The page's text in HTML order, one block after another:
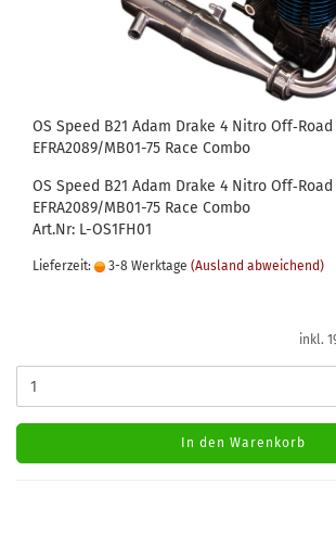
OS Speed B21 Adam Drake 4 Nitro
EFRA2089/MB01-75 Race Combo
OS Speed B21 Adam Drake 4 Nitro
EFRA2089/MB01-75 Race Combo
Art.Nr: L-OS1FH01
Lieferzeit: 3-8 Werktage (Ausland abweichend)
inkl.
In den Warenkorb